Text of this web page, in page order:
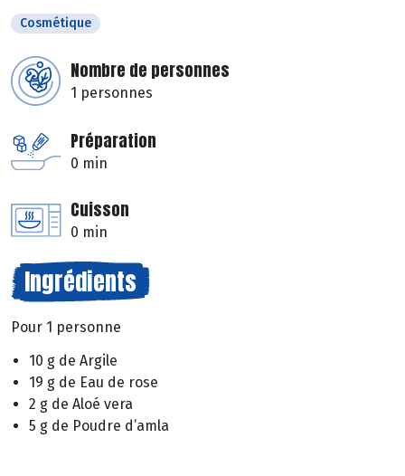
Cosmétique
Nombre de personnes
1 personnes
Préparation
0 min
Cuisson
0 min
Ingrédients
Pour 1 personne
10 g de Argile
19 g de Eau de rose
2 g de Aloé vera
5 g de Poudre d’amla